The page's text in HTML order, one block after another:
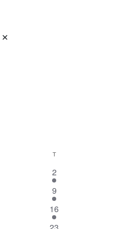
✕
TTUESDAY
1
event
2
1
event
9
1
event
16
2